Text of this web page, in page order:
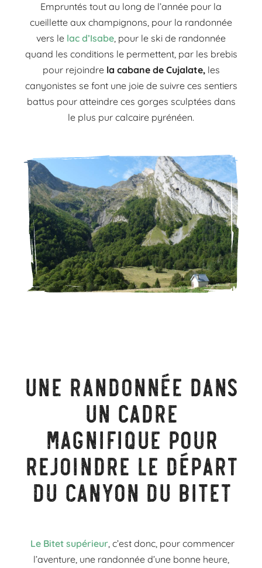
Empruntés tout au long de l’année pour la
cueillette aux champignons, pour la randonnée
vers le lac d’Isabe, pour le ski de randonnée
quand les conditions le permettent, par les brebis
pour rejoindre la cabane de Cujalate,les
canyonistes se font une joie de suivre ces sentiers
battus pour atteindre ces gorges sculptées dans
le plus pur calcaire pyrénéen.
Une randonnée dans
un cadre
magnifique pour
rejoindre le départ
du canyon du Bitet
Le Bitet supérieur, c’est donc, pour commencer
l’aventure, une randonnée d’une bonne heure,